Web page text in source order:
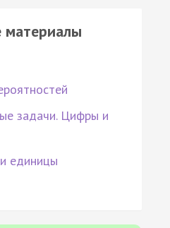
материалы
задачи. Цифры и
единицы